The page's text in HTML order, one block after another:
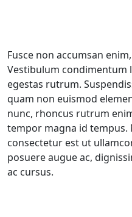
Fusce non accumsan
Vestibulum condimentum
egestas rutrum.
quam non euismod
nunc, rhoncus rutrum
tempor magna id tempus.
consectetur est ut
posuere augue ac,
ac cursus.